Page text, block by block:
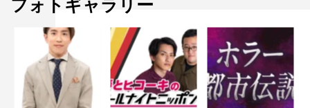
フォトギャラリー